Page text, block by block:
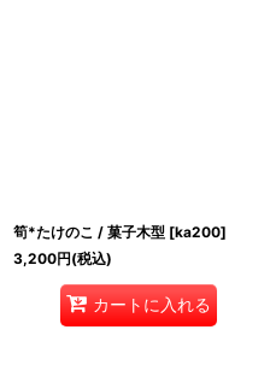
筍*たけのこ / 菓子木型 [ka200]
3,200円(税込)
カートに入れる